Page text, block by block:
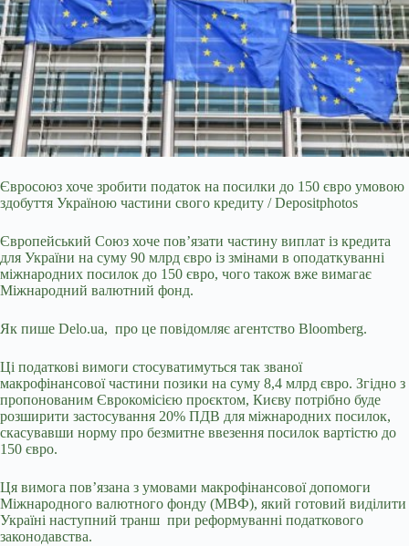
Євросоюз хоче зробити податок на посилки до 150 євро умовою
здобуття Україною частини свого кредиту / Depositphotos
Європейський Союз хоче пов’язати частину виплат із кредита
для України на суму 90 млрд євро із змінами в оподаткуванні
міжнародних посилок до 150 євро, чого також вже вимагає
Міжнародний валютний фонд.
Як пише Delo.ua, про це повідомляє агентство Bloomberg.
Ці податкові вимоги стосуватимуться так званої
макрофінансової частини позики на суму 8,4 млрд євро. Згідно з
пропонованим Єврокомісією проєктом, Києву потрібно буде
розширити застосування 20% ПДВ для міжнародних посилок,
скасувавши норму про безмитне ввезення посилок вартістю до
150 євро.
Ця вимога пов’язана з умовами макрофінансової допомоги
Міжнародного валютного фонду (МВФ), який готовий виділити
Україні наступний транш при реформуванні податкового
законодавства.